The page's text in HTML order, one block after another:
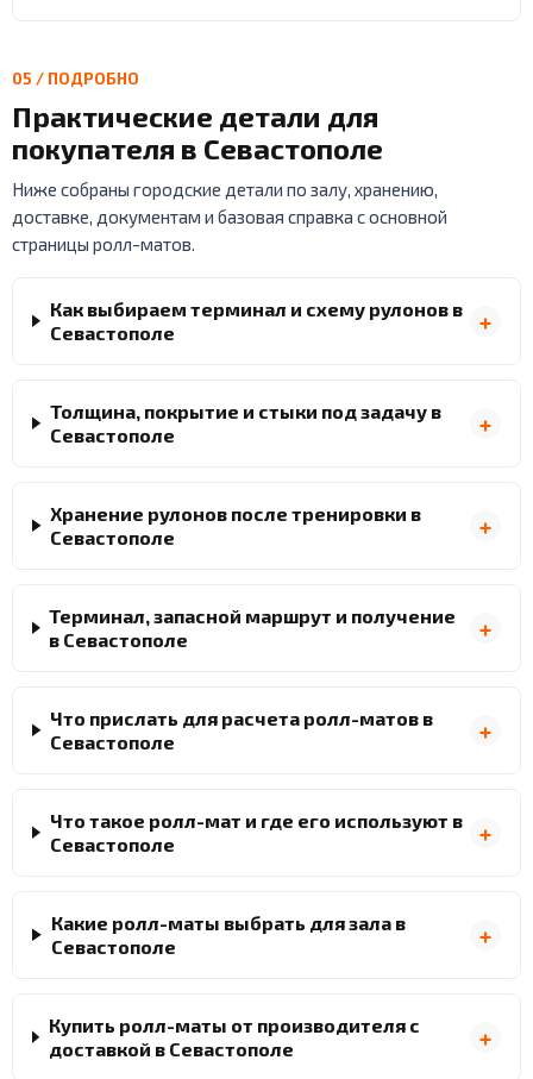
05 / ПОДРОБНО
Практические детали для
покупателя в Севастополе
Ниже собраны городские детали по залу, хранению,
доставке, документам и базовая справка с основной
страницы ролл-матов.
Как выбираем терминал и схему рулонов в
Севастополе
Толщина, покрытие и стыки под задачу в
Севастополе
Хранение рулонов после тренировки в
Севастополе
Терминал, запасной маршрут и получение
в Севастополе
Что прислать для расчета ролл-матов в
Севастополе
Что такое ролл-мат и где его используют в
Севастополе
Какие ролл-маты выбрать для зала в
Севастополе
Купить ролл-маты от производителя с
доставкой в Севастополе